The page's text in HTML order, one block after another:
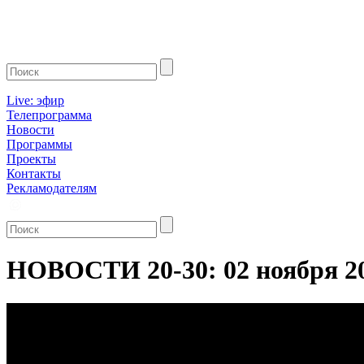
Live: эфир
Телепрограмма
Новости
Программы
Проекты
Контакты
Рекламодателям
НОВОСТИ 20-30: 02 ноября